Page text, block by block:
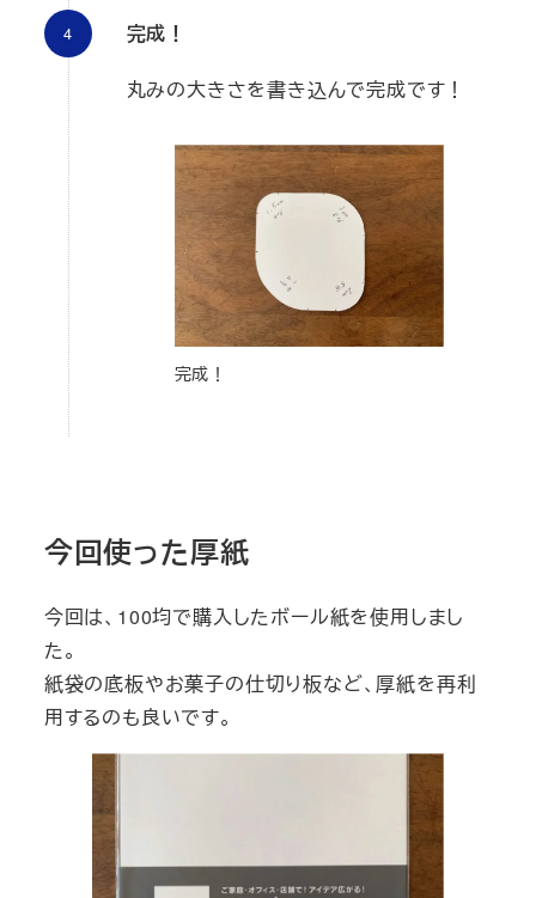
完成！
丸みの大きさを書き込んで完成です！
完成！
今回使った厚紙
今回は、100均で購入したボール紙を使用しまし
た。
紙袋の底板やお菓子の仕切り板など、厚紙を再利
用するのも良いです。